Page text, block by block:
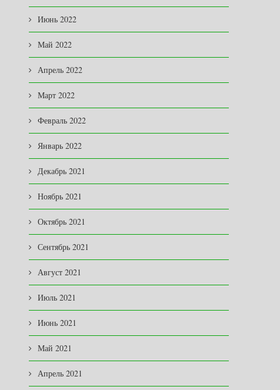
Июнь 2022
Май 2022
Апрель 2022
Март 2022
Февраль 2022
Январь 2022
Декабрь 2021
Ноябрь 2021
Октябрь 2021
Сентябрь 2021
Август 2021
Июль 2021
Июнь 2021
Май 2021
Апрель 2021